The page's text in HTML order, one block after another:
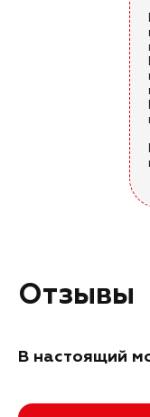
Отзывы
В настоящий